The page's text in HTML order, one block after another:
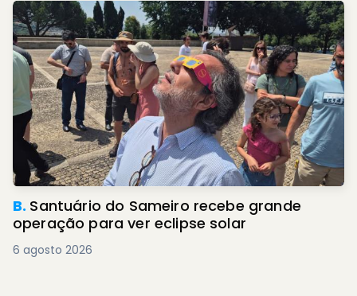
B. Santuário do Sameiro recebe grande
operação para ver eclipse solar
6 agosto 2026